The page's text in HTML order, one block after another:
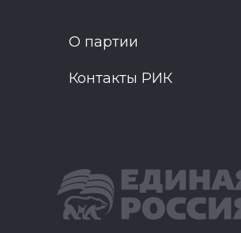
О партии
Контакты РИК